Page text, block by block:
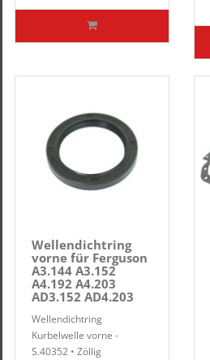
Wellendichtring
vorne für Ferguson
A3.144 A3.152
A4.192 A4.203
AD3.152 AD4.203
Wellendichtring
Kurbelwelle vorne -
S.40352 • Zöllig